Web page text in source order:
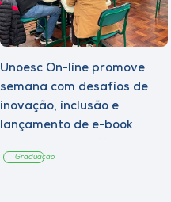
Unoesc On-line promove
semana com desafios de
inovação, inclusão e
lançamento de e-book
Graduação